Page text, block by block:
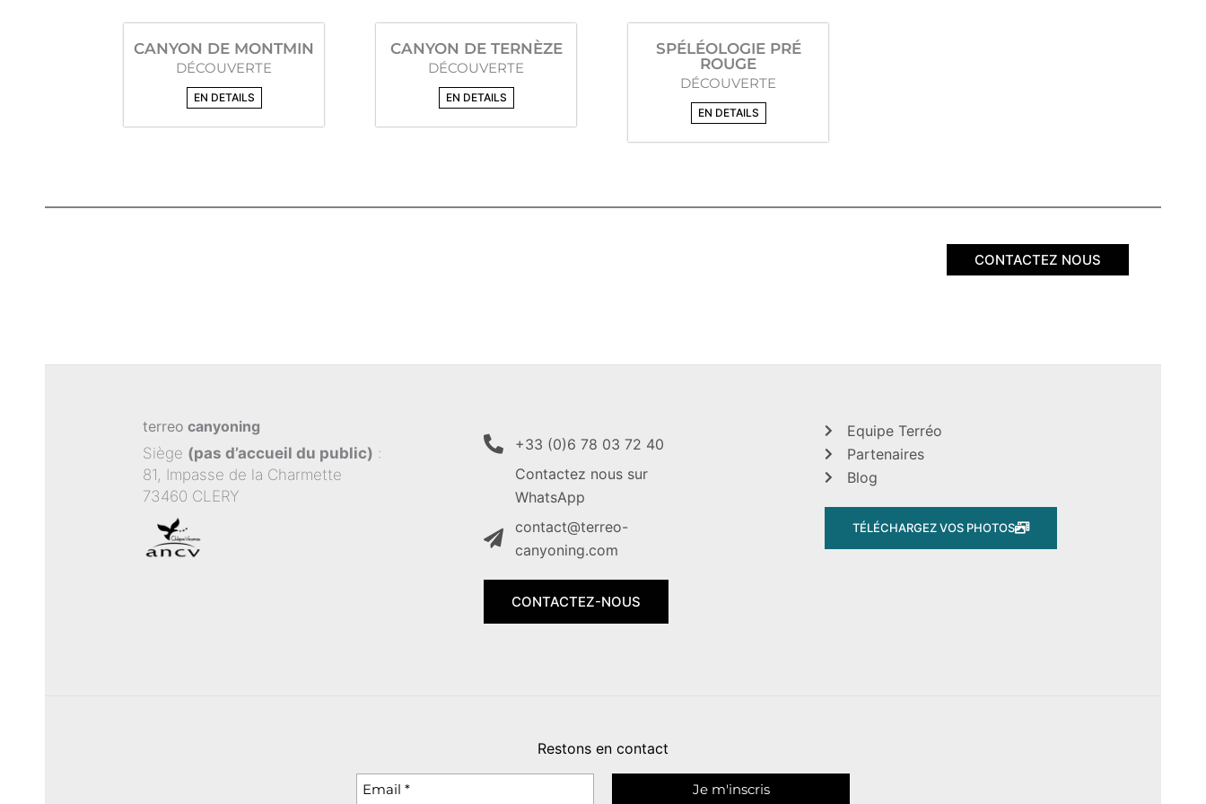
CANYON DE MONTMIN
DÉCOUVERTE
EN DETAILS
CANYON DE TERNÈZE
DÉCOUVERTE
EN DETAILS
SPÉLÉOLOGIE PRÉ
ROUGE
DÉCOUVERTE
EN DETAILS
CONTACTEZ NOUS
terreo canyoning
Siège (pas d’accueil du public) :
81, Impasse de la Charmette
73460 CLERY
+33 (0)6 78 03 72 40
Contactez nous sur
WhatsApp
contact@terreo-
canyoning.com
CONTACTEZ-NOUS
Equipe Terréo
Partenaires
Blog
TÉLÉCHARGEZ VOS PHOTOS
Restons en contact